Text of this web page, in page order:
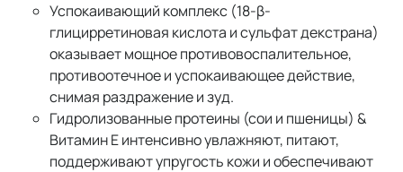
Успокаивающий комплекс (18-β-
глицирретиновая кислота и сульфат декстрана)
оказывает мощное противовоспалительное,
противоотечное и успокаивающее действие,
снимая раздражение и зуд.
Гидролизованные протеины (сои и пшеницы) &
Витамин Е интенсивно увлажняют, питают,
поддерживают упругость кожи и обеспечивают